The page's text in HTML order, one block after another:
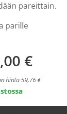
pareittain.
parille
€
hinta 59,76 €